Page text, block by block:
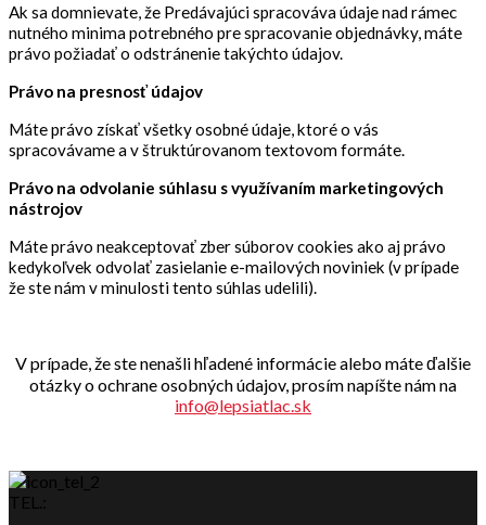
Ak sa domnievate, že Predávajúci spracováva údaje nad rámec
nutného minima potrebného pre spracovanie objednávky, máte
právo požiadať o odstránenie takýchto údajov.
Právo na presnosť údajov
Máte právo získať všetky osobné údaje, ktoré o vás
spracovávame a v štruktúrovanom textovom formáte.
Právo na odvolanie súhlasu s využívaním marketingových
nástrojov
Máte právo neakceptovať zber súborov cookies ako aj právo
kedykoľvek odvolať zasielanie e-mailových noviniek (v prípade
že ste nám v minulosti tento súhlas udelili).
V prípade, že ste nenašli hľadené informácie alebo máte ďalšie
otázky o ochrane osobných údajov, prosím napíšte nám na
info@lepsiatlac.sk
TEL.: